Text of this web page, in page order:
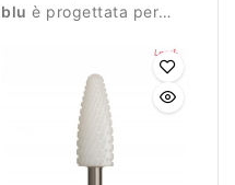
blu è progettata per
durante la manicure.